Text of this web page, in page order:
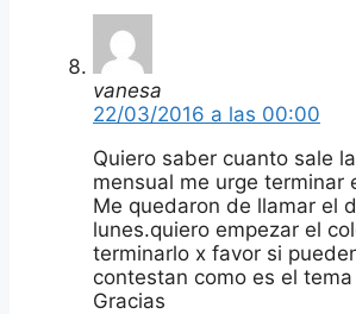
vanesa
22/03/2016 a las 00:00
Quiero saber cuanto sale
mensual me urge terminar
Me quedaron de llamar el
lunes.quiero empezar el
terminarlo x favor si
contestan como es el
Gracias